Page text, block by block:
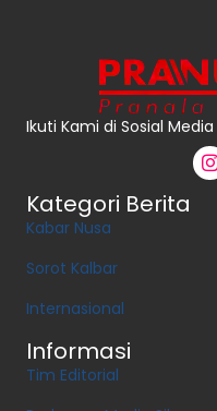
Ikuti Kami di Sosial Media
Kategori Berita
Kabar Nusa
Sorot Kalbar
Internasional
Informasi
Tim Editorial